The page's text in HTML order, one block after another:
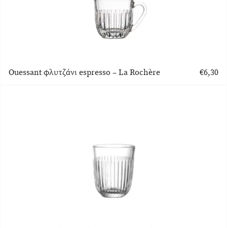
Ouessant φλυτζάνι espresso – La Rochère €6,30